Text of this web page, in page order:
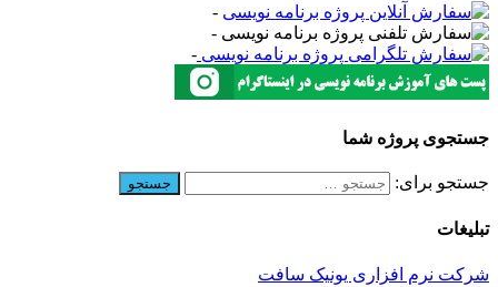
-
-
-
جستجوی پروژه شما
جستجو برای:
تبلیغات
شرکت نرم افزاری یونیک سافت